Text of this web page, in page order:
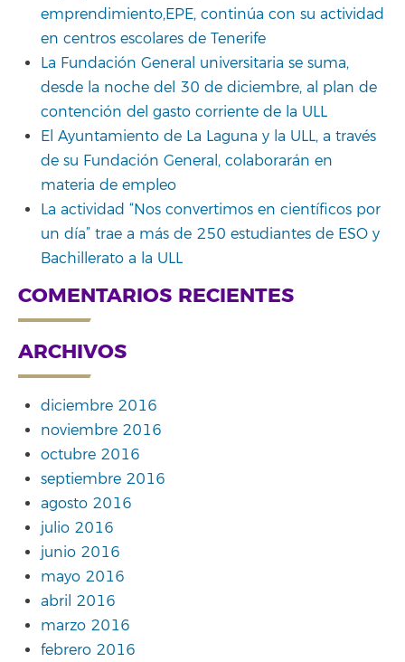
emprendimiento,EPE, continúa con su actividad
en centros escolares de Tenerife
La Fundación General universitaria se suma,
desde la noche del 30 de diciembre, al plan de
contención del gasto corriente de la ULL
El Ayuntamiento de La Laguna y la ULL, a través
de su Fundación General, colaborarán en
materia de empleo
La actividad “Nos convertimos en científicos por
un día” trae a más de 250 estudiantes de ESO y
Bachillerato a la ULL
COMENTARIOS RECIENTES
ARCHIVOS
diciembre 2016
noviembre 2016
octubre 2016
septiembre 2016
agosto 2016
julio 2016
junio 2016
mayo 2016
abril 2016
marzo 2016
febrero 2016